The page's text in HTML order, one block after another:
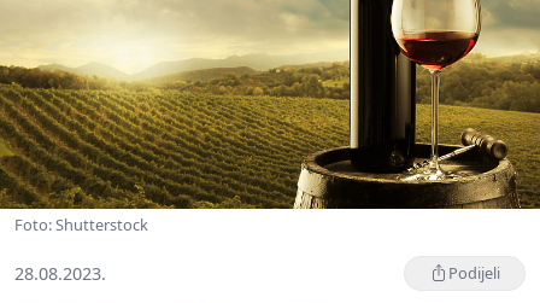
Foto: Shutterstock
28.08.2023. Podijeli